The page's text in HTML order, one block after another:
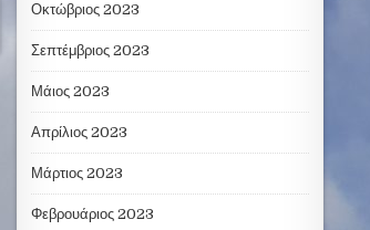
Οκτώβριος 2023
Σεπτέμβριος 2023
Μάιος 2023
Απρίλιος 2023
Μάρτιος 2023
Φεβρουάριος 2023